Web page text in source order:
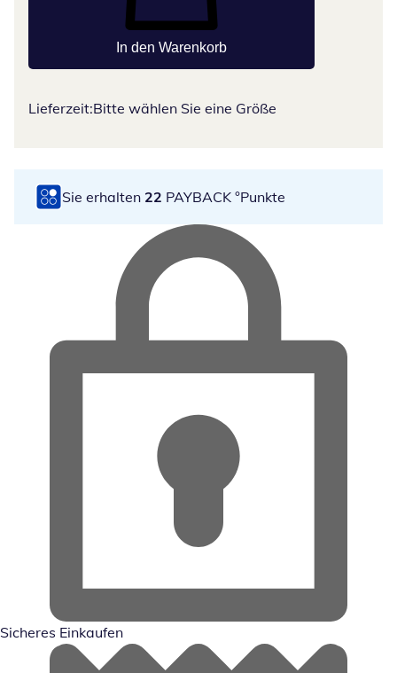
In den Warenkorb
Lieferzeit:Bitte wählen Sie eine Größe
Sie erhalten 22 PAYBACK °Punkte
Sicheres Einkaufen